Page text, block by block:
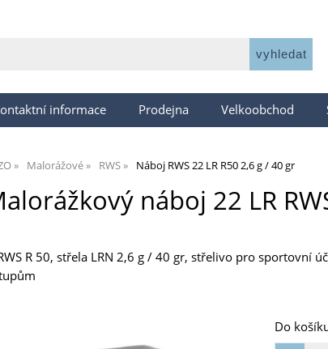
informace Prodejna Velkoobchod
Malorážové RWS Náboj RWS 22 LR R50 2,6 g / 40 gr
náboj 22 LR
R 50, střela LRN 2,6 g / 40 gr, střelivo pro sportovní
Do